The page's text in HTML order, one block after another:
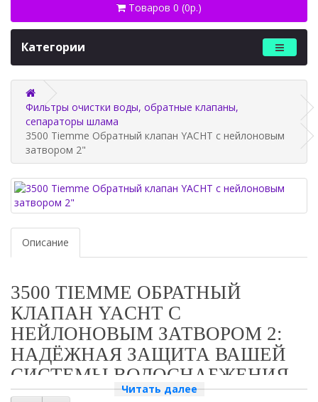
Товаров 0 (0р.)
Категории
Фильтры очистки воды, обратные клапаны,
сепараторы шлама
3500 Tiemme Обратный клапан YACHT с нейлоновым
затвором 2"
Описание
3500 TIEMME ОБРАТНЫЙ
КЛАПАН YACHT С
НЕЙЛОНОВЫМ ЗАТВОРОМ 2:
НАДЁЖНАЯ ЗАЩИТА ВАШЕЙ
СИСТЕМЫ ВОДОСНАБЖЕНИЯ
Читать далее